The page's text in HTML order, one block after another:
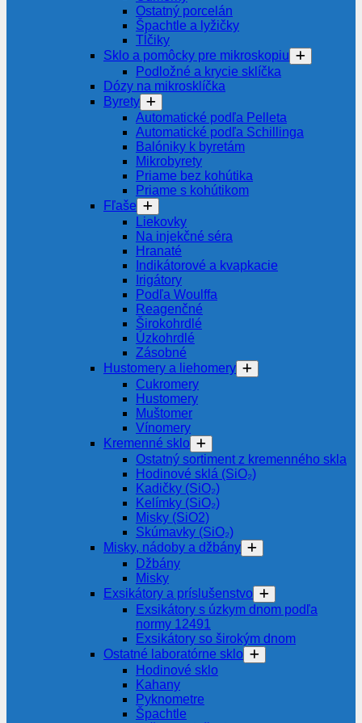
Ostatný porcelán
Špachtle a lyžičky
Tĺčiky
Sklo a pomôcky pre mikroskopiu
Podložné a krycie sklíčka
Dózy na mikrosklíčka
Byrety
Automatické podľa Pelleta
Automatické podľa Schillinga
Balóniky k byretám
Mikrobyrety
Priame bez kohútika
Priame s kohútikom
Fľaše
Liekovky
Na injekčné séra
Hranaté
Indikátorové a kvapkacie
Irigátory
Podľa Woulffa
Reagenčné
Širokohrdlé
Úzkohrdlé
Zásobné
Hustomery a liehomery
Cukromery
Hustomery
Muštomer
Vínomery
Kremenné sklo
Ostatný sortiment z kremenného skla
Hodinové sklá (SiO₂)
Kadičky (SiO₂)
Kelímky (SiO₂)
Misky (SiO2)
Skúmavky (SiO₂)
Misky, nádoby a džbány
Džbány
Misky
Exsikátory a príslušenstvo
Exsikátory s úzkym dnom podľa
normy 12491
Exsikátory so širokým dnom
Ostatné laboratórne sklo
Hodinové sklo
Kahany
Pyknometre
Špachtle